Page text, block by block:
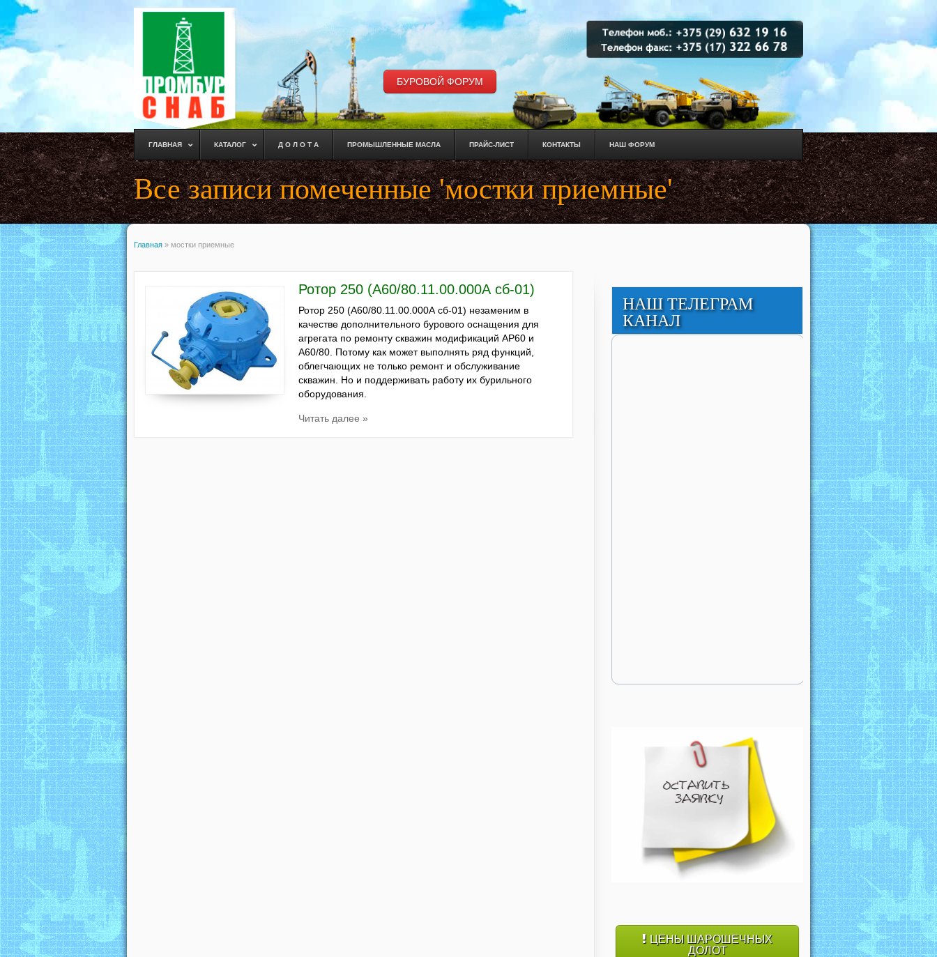
БУРОВОЙ ФОРУМ
ГЛАВНАЯ КАТАЛОГ Д О Л О Т А ПРОМЫШЛЕННЫЕ МАСЛА ПРАЙС-ЛИСТ КОНТАКТЫ НАШ ФОРУМ
Все записи помеченные 'мостки приемные'
Главная » мостки приемные
Ротор 250 (А60/80.11.00.000А сб-01)
Ротор 250 (А60/80.11.00.000А сб-01) незаменим в
качестве дополнительного бурового оснащения для
агрегата по ремонту скважин модификаций АР60 и
А60/80. Потому как может выполнять ряд функций,
облегчающих не только ремонт и обслуживание
скважин. Но и поддерживать работу их бурильного
оборудования.
Читать далее »
НАШ ТЕЛЕГРАМ
КАНАЛ
ЦЕНЫ ШАРОШЕЧНЫХ
ДОЛОТ